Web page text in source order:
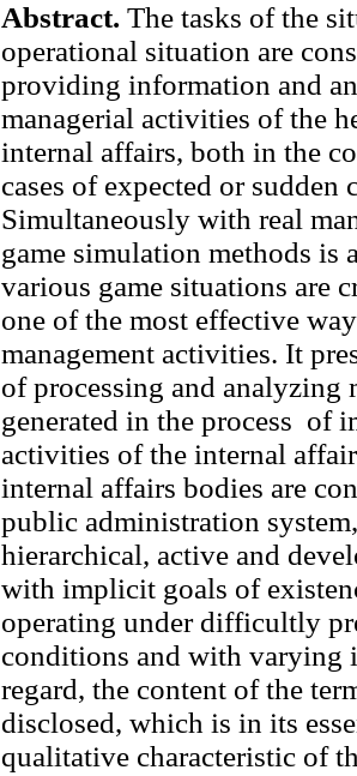
Abstract. The tasks of the
operational situation are
providing information and
managerial activities of the
internal affairs, both in the
cases of expected or
Simultaneously with real
game simulation methods
various game situations are
one of the most effective
management activities. It
of processing and
generated in the process of
activities of the internal
internal affairs bodies are
public administration
hierarchical, active and
with implicit goals of
operating under difficultly
conditions and with varying
regard, the content of the
disclosed, which is in its
qualitative characteristic of